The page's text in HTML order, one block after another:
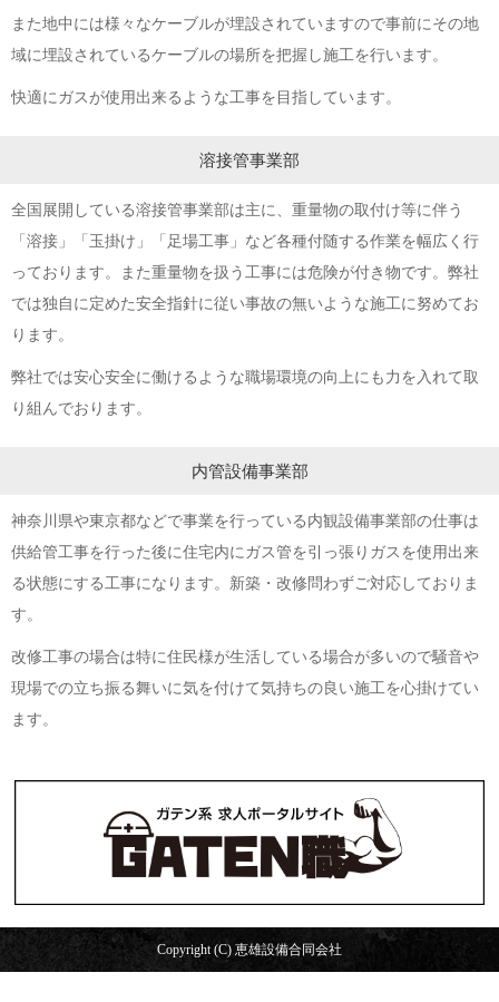
また地中には様々なケーブルが埋設されていますので事前にその地
域に埋設されているケーブルの場所を把握し施工を行います。
快適にガスが使用出来るような工事を目指しています。
溶接管事業部
全国展開している溶接管事業部は主に、重量物の取付け等に伴う
「溶接」「玉掛け」「足場工事」など各種付随する作業を幅広く行
っております。また重量物を扱う工事には危険が付き物です。弊社
では独自に定めた安全指針に従い事故の無いような施工に努めてお
ります。
弊社では安心安全に働けるような職場環境の向上にも力を入れて取
り組んでおります。
内管設備事業部
神奈川県や東京都などで事業を行っている内観設備事業部の仕事は
供給管工事を行った後に住宅内にガス管を引っ張りガスを使用出来
る状態にする工事になります。新築・改修問わずご対応しておりま
す。
改修工事の場合は特に住民様が生活している場合が多いので騒音や
現場での立ち振る舞いに気を付けて気持ちの良い施工を心掛けてい
ます。
Copyright (C) 恵雄設備合同会社